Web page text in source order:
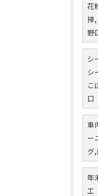
花
掃
野
シ
シ
こ
口
車
ー
グ
年
工